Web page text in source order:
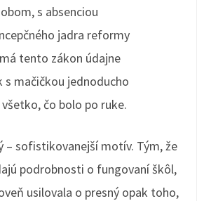
s absenciou
jadra reformy
tento zákon údajne
mačičkou jednoducho
čo bolo po ruke.
– sofistikovanejší motív. Tým, že
podrobnosti o fungovaní škôl,
usilovala o presný opak toho,